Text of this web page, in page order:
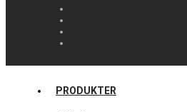
PRODUKTER